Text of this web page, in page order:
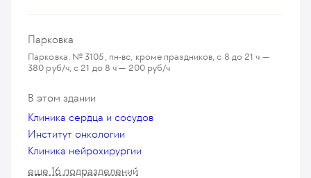
Парковка
Парковка: № 3105, пн-вс, кроме праздников, с 8 до 21 ч —
380 руб/ч, с 21 до 8 ч — 200 руб/ч
В этом здании
Клиника сердца и сосудов
Институт онкологии
Клиника нейрохирургии
еще 16 подразделений